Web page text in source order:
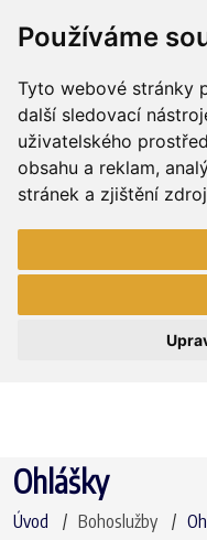
Používáme
Tyto webové stránky
další sledovací
uživatelského
obsahu a reklam,
stránek a zjištění
Ohlášky
Úvod Bohoslužby